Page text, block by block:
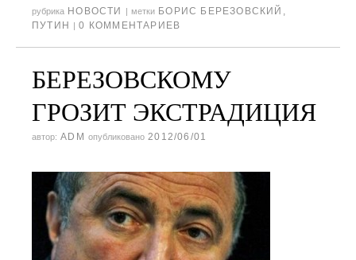
рубрика НОВОСТИ | метки БОРИС БЕРЕЗОВСКИЙ ,
ПУТИН
| 0 КОММЕНТАРИЕВ
БЕРЕЗОВСКОМУ
ГРОЗИТ ЭКСТРАДИЦИЯ
автор: ADM опубликовано 2012/06/01